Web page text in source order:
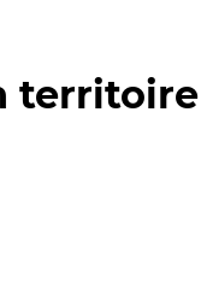
territoire